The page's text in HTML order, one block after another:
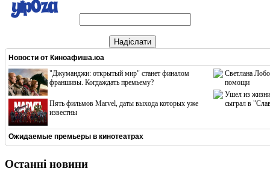
Надіслати
Новости от Киноафиша.юа
"Джуманджи: открытый мир" станет финалом
франшизы. Когдаждать премьему?
Пять фильмов Marvel, даты выхода которых уже
известны
Светлана
помощи
Ушел из жизни
сыграл в
Ожидаемые премьеры в кинотеатрах
Останні новини